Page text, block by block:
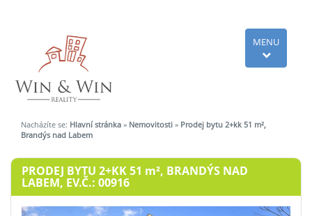
MENU
Nacházíte se: Hlavní stránka » Nemovitosti » Prodej bytu 2+kk 51 m²,
Brandýs nad Labem
PRODEJ BYTU 2+KK 51 m², BRANDÝS NAD
LABEM, EV.Č.: 00916